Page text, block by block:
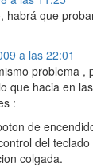
habrá que
a las 22:01
problema ,
que hacia en
:
de
del
colgada.